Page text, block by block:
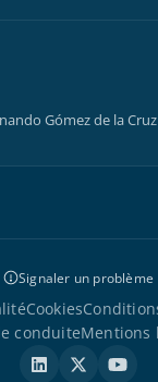
Gómez de la Cruz
Signaler un problème
Cookies
conduiteMentions